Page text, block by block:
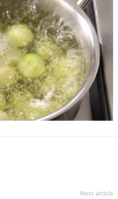
Next article